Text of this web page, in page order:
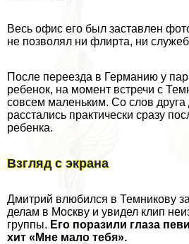
Весь офис его был заставлен
не позволял ни флиpта, ни
После переезда в Германию у
ребенок, на момент встречи с
совсем маленьким. Со слов друга
расстались пpaктически сразу
ребенка.
Взгляд с экрана
Дмитрий влюбился в Темникову
делам в Москву и увидел клип
группы. Его поразили глаза
хит «Мне мало тебя».